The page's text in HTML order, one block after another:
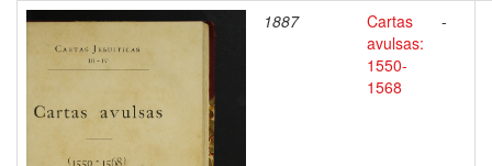
1887
Cartas
avulsas:
1550-
1568
-